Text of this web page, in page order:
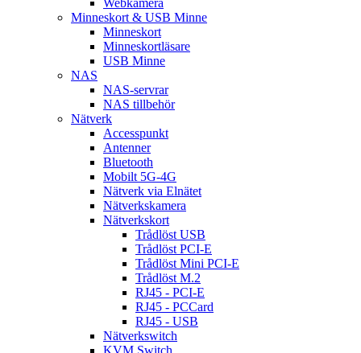
Webkamera
Minneskort & USB Minne
Minneskort
Minneskortläsare
USB Minne
NAS
NAS-servrar
NAS tillbehör
Nätverk
Accesspunkt
Antenner
Bluetooth
Mobilt 5G-4G
Nätverk via Elnätet
Nätverkskamera
Nätverkskort
Trådlöst USB
Trådlöst PCI-E
Trådlöst Mini PCI-E
Trådlöst M.2
RJ45 - PCI-E
RJ45 - PCCard
RJ45 - USB
Nätverkswitch
KVM Switch